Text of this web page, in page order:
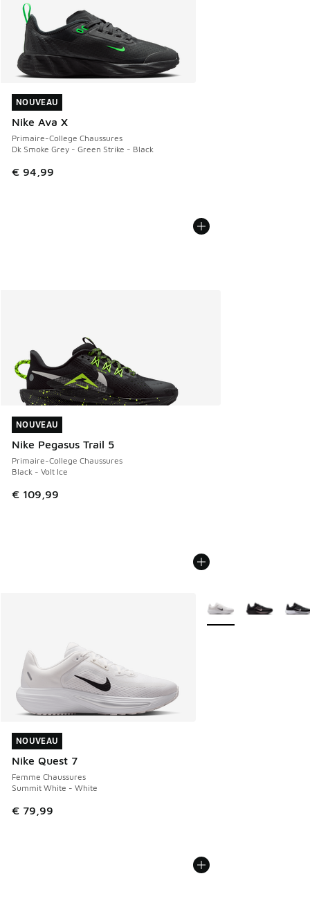
NOUVEAU
Nike Ava X
Primaire-College Chaussures
Dk Smoke Grey - Green Strike - Black
€ 94,99
NOUVEAU
NOUVEAU
Nike Pegasus Trail 5
Primaire-College Chaussures
Black - Volt Ice
€ 109,99
NOUVEAU
NOUVEAU
Nike Quest 7
Femme Chaussures
Summit White - White
€ 79,99
NOUVEAU
Plus de couleurs